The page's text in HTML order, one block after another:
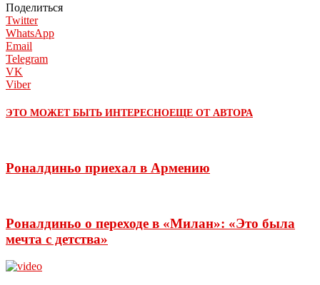
Поделиться
Twitter
WhatsApp
Email
Telegram
VK
Viber
ЭТО МОЖЕТ БЫТЬ ИНТЕРЕСНОЕЩЕ ОТ АВТОРА
Роналдиньо приехал в Армению
Роналдиньо о переходе в «Милан»: «Это была
мечта с детства»